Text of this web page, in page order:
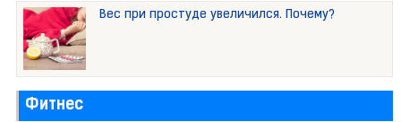
Вес при простуде увеличился. Почему?
Фитнес